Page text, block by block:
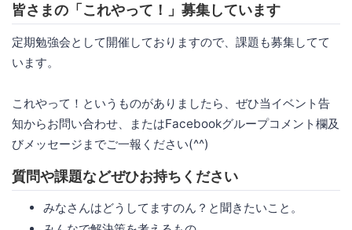
皆さまの「これやって！」募集しています
定期勉強会として開催しておりますので、課題も募集してて
います。
これやって！というものがありましたら、ぜひ当イベント告
知からお問い合わせ、またはFacebookグループコメント欄及
びメッセージまでご一報ください(^^)
質問や課題などぜひお持ちください
みなさんはどうしてますのん？と聞きたいこと。